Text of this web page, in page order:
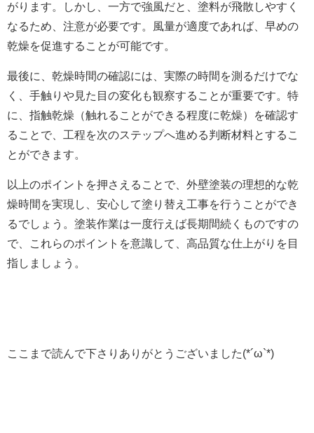
がります。しかし、一方で強風だと、塗料が飛散しやすく
なるため、注意が必要です。風量が適度であれば、早めの
乾燥を促進することが可能です。
最後に、乾燥時間の確認には、実際の時間を測るだけでな
く、手触りや見た目の変化も観察することが重要です。特
に、指触乾燥（触れることができる程度に乾燥）を確認す
ることで、工程を次のステップへ進める判断材料とするこ
とができます。
以上のポイントを押さえることで、外壁塗装の理想的な乾
燥時間を実現し、安心して塗り替え工事を行うことができ
るでしょう。塗装作業は一度行えば長期間続くものですの
で、これらのポイントを意識して、高品質な仕上がりを目
指しましょう。
ここまで読んで下さりありがとうございました(*´ω`*)